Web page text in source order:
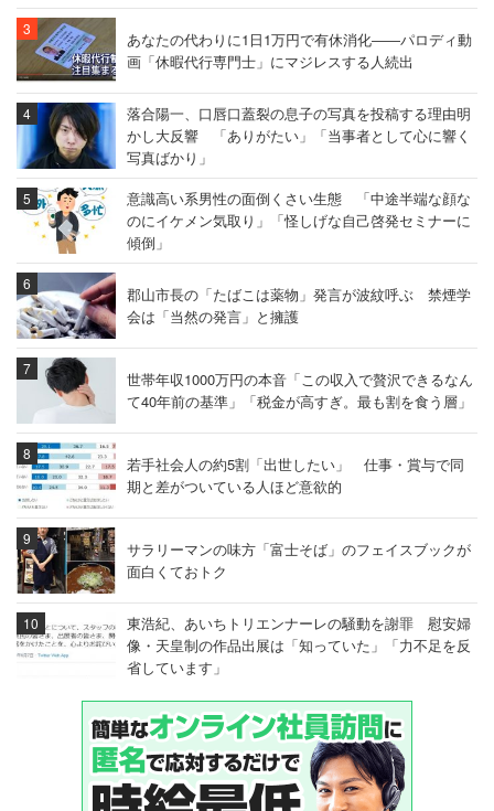
あなたの代わりに1日1万円で有休消化――パロディ動
画「休暇代行専門士」にマジレスする人続出
落合陽一、口唇口蓋裂の息子の写真を投稿する理由明
かし大反響 「ありがたい」「当事者として心に響く
写真ばかり」
意識高い系男性の面倒くさい生態 「中途半端な顔な
のにイケメン気取り」「怪しげな自己啓発セミナーに
傾倒」
郡山市長の「たばこは薬物」発言が波紋呼ぶ 禁煙学
会は「当然の発言」と擁護
世帯年収1000万円の本音「この収入で贅沢できるなん
て40年前の基準」「税金が高すぎ。最も割を食う層」
若手社会人の約5割「出世したい」 仕事・賞与で同
期と差がついている人ほど意欲的
サラリーマンの味方「富士そば」のフェイスブックが
面白くておトク
東浩紀、あいちトリエンナーレの騒動を謝罪 慰安婦
像・天皇制の作品出展は「知っていた」「力不足を反
省しています」